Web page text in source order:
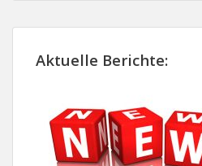
Aktuelle Berichte: